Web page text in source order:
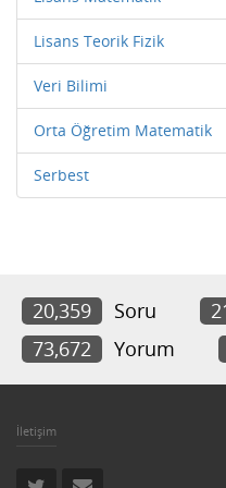
Lisans Teorik Fizik
Veri Bilimi
Orta Öğretim Matematik
Serbest
20,359 Soru
73,672
Yorum
İletişim